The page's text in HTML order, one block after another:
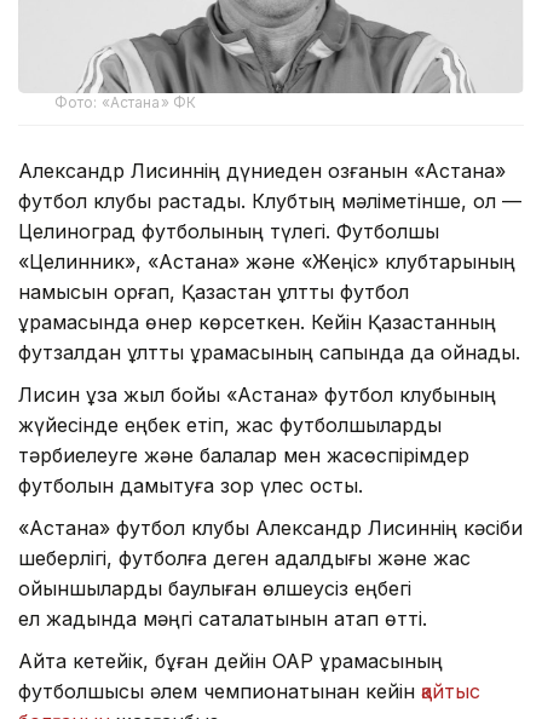
Фото: «Астана» ФК
Александр Лисиннің дүниеден озғанын «Астана»
футбол клубы растады. Клубтың мәліметінше, ол —
Целиноград футболының түлегі. Футболшы
«Целинник», «Астана» және «Жеңіс» клубтарының
намысын қорғап, Қазақстан ұлттық футбол
құрамасында өнер көрсеткен. Кейін Қазақстанның
футзалдан ұлттық құрамасының сапында да ойнады.
Лисин ұзақ жыл бойы «Астана» футбол клубының
жүйесінде еңбек етіп, жас футболшыларды
тәрбиелеуге және балалар мен жасөспірімдер
футболын дамытуға зор үлес қосты.
«Астана» футбол клубы Александр Лисиннің кәсіби
шеберлігі, футболға деген адалдығы және жас
ойыншыларды баулыған өлшеусіз еңбегі
ел жадында мәңгі сақталатынын атап өтті.
Айта кетейік, бұған дейін ОАР құрамасының
футболшысы әлем чемпионатынан кейін қайтыс